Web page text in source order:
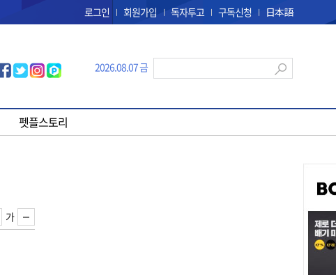
로그인 회원가입 독자투고 구독신청 日本語
2026.08.07 금
펫플스토리
가